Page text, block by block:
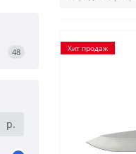
48
р.
Хит продаж